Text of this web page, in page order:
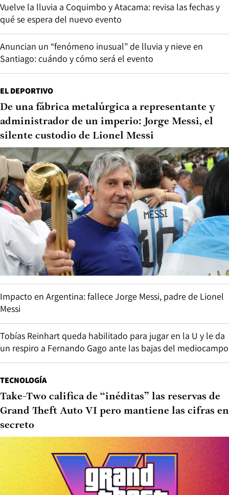
Vuelve la lluvia a Coquimbo y Atacama: revisa las fechas y
qué se espera del nuevo evento
Anuncian un “fenómeno inusual” de lluvia y nieve en
Santiago: cuándo y cómo será el evento
EL DEPORTIVO
De una fábrica metalúrgica a representante y
administrador de un imperio: Jorge Messi, el
silente custodio de Lionel Messi
Impacto en Argentina: fallece Jorge Messi, padre de Lionel
Messi
Tobías Reinhart queda habilitado para jugar en la U y le da
un respiro a Fernando Gago ante las bajas del mediocampo
TECNOLOGÍA
Take-Two califica de “inéditas” las reservas de
Grand Theft Auto VI pero mantiene las cifras en
secreto